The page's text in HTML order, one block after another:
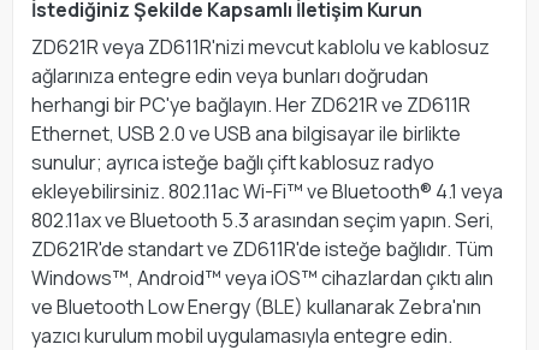
İstediğiniz Şekilde Kapsamlı İletişim Kurun
ZD621R veya ZD611R'nizi mevcut kablolu ve kablosuz
ağlarınıza entegre edin veya bunları doğrudan
herhangi bir PC'ye bağlayın. Her ZD621R ve ZD611R
Ethernet, USB 2.0 ve USB ana bilgisayar ile birlikte
sunulur; ayrıca isteğe bağlı çift kablosuz radyo
ekleyebilirsiniz. 802.11ac Wi-Fi™ ve Bluetooth® 4.1 veya
802.11ax ve Bluetooth 5.3 arasından seçim yapın. Seri,
ZD621R'de standart ve ZD611R'de isteğe bağlıdır. Tüm
Windows™, Android™ veya iOS™ cihazlardan çıktı alın
ve Bluetooth Low Energy (BLE) kullanarak Zebra'nın
yazıcı kurulum mobil uygulamasıyla entegre edin.